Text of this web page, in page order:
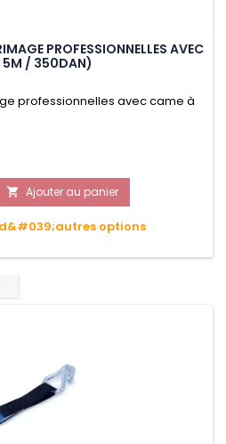
PROFESSIONNELLES AVEC
5M / 350DAN)
professionnelles avec came à
simple et rapide d'utilisation.
vos chargements pendant
très résistante aux UV et aux
n'absorbe pas l'eau.
 Ajouter au panier
options